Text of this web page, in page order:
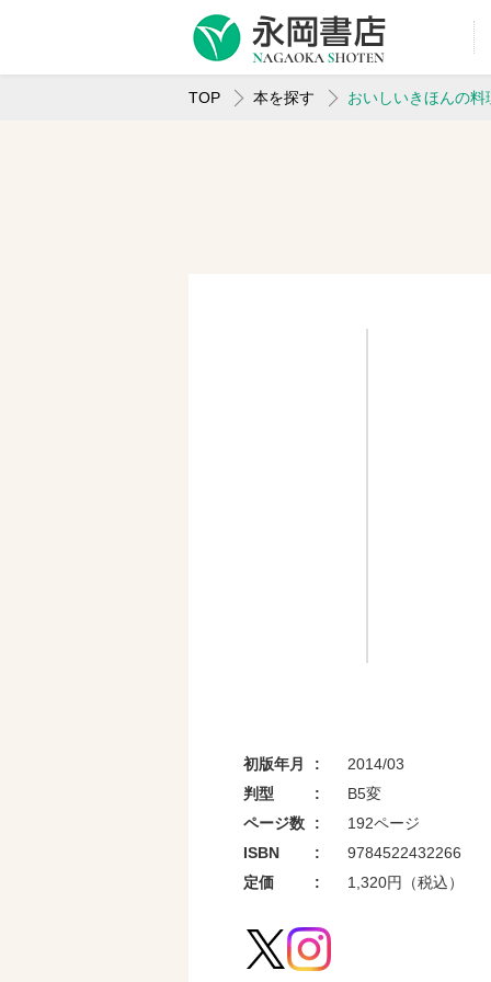
TOP 本を探す おいしいきほんの料
初版年月
2014/03
判型
B5変
ページ数
192ページ
ISBN
9784522432266
定価
1,320円（税込）